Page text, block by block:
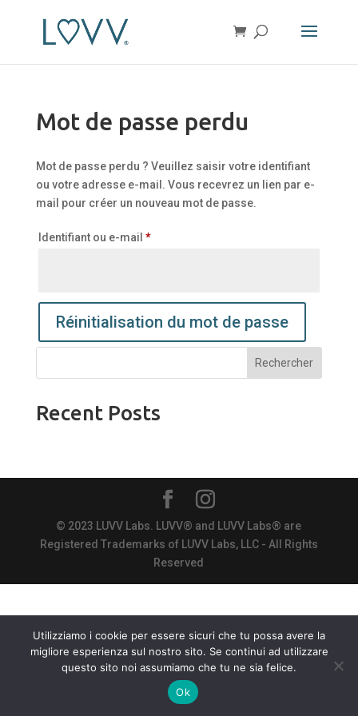
Mot de passe perdu
Mot de passe perdu ? Veuillez saisir votre identifiant
ou votre adresse e-mail. Vous recevrez un lien par e-
mail pour créer un nouveau mot de passe.
Identifiant ou e-mail *Obligatoire
Réinitialisation du mot de passe
Rechercher
Recent Posts
© 2023 LUVV Labs. LUVV® and LUVV Labs® are
Registered Trademarks of LUVV Labs, LLC - All Rights
Reserved
Utilizziamo i cookie per essere sicuri che tu possa avere la
migliore esperienza sul nostro sito. Se continui ad utilizzare
questo sito noi assumiamo che tu ne sia felice.
Ok
Chatta con noi!